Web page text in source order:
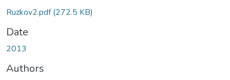
Ruzkov2.pdf(272.5 KB)
Date
2013
Authors